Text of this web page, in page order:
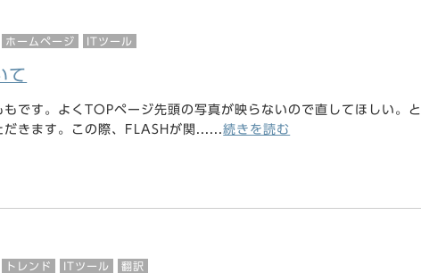
ホームページ ITツール
て
もです。よくTOPページ先頭の写真が映らないので直してほしい。と
だきます。この際、FLASHが関......続きを読む
トレンド ITツール 翻訳